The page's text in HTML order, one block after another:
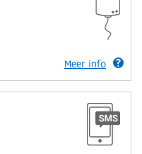
Meer info